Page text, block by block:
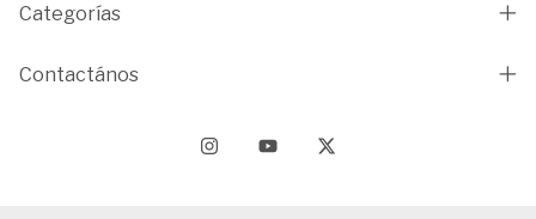
Categorías
Contactános